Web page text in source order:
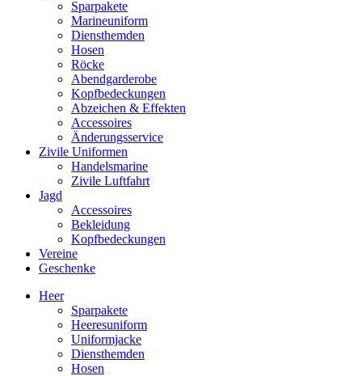
Sparpakete
Marineuniform
Diensthemden
Hosen
Röcke
Abendgarderobe
Kopfbedeckungen
Abzeichen & Effekten
Accessoires
Änderungsservice
Zivile Uniformen
Handelsmarine
Zivile Luftfahrt
Jagd
Accessoires
Bekleidung
Kopfbedeckungen
Vereine
Geschenke
Heer
Sparpakete
Heeresuniform
Uniformjacke
Diensthemden
Hosen